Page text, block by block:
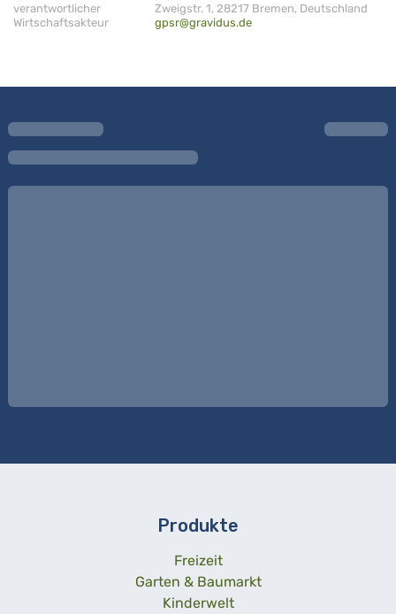
verantwortlicher
Wirtschaftsakteur
Zweigstr. 1, 28217 Bremen, Deutschland
gpsr@gravidus.de
Produkte
Freizeit
Garten & Baumarkt
Kinderwelt